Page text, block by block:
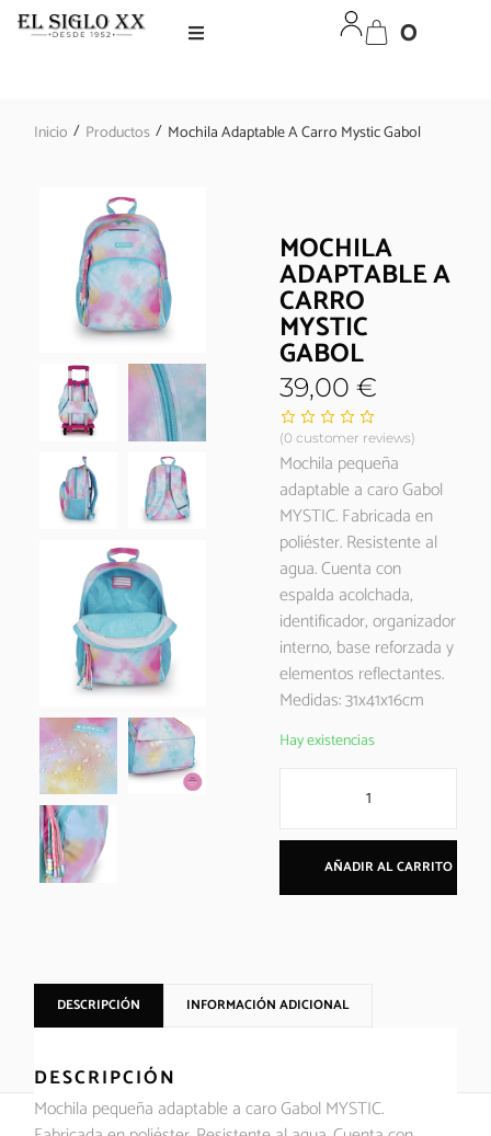
0
Inicio / Productos / Mochila Adaptable A Carro Mystic Gabol
MOCHILA
ADAPTABLE A
CARRO
MYSTIC
GABOL
39,00€
(0 customer reviews)
Mochila pequeña
adaptable a caro Gabol
MYSTIC. Fabricada en
poliéster. Resistente al
agua. Cuenta con
espalda acolchada,
identificador, organizador
interno, base reforzada y
elementos reflectantes.
Medidas: 31x41x16cm
Hay existencias
AÑADIR AL CARRITO
DESCRIPCIÓN INFORMACIÓN ADICIONAL
DESCRIPCIÓN
Mochila pequeña adaptable a caro Gabol MYSTIC.